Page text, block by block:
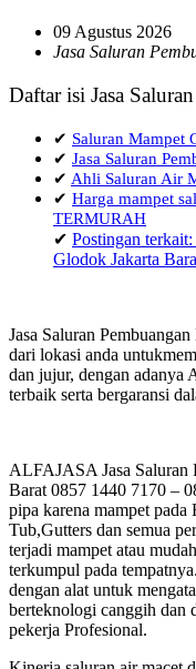
09 Agustus 2026
Jasa Saluran
Daftar isi Jasa
✔ Saluran Mampet
✔ Jasa Saluran
✔ Ahli Saluran Air
✔ Harga mampet
TERMURAH
✔ Postingan
Glodok Jakarta
Jasa Saluran
dari lokasi anda
dan jujur, dengan adanya
terbaik serta bergaransi
ALFAJASA Jasa Saluran
Barat 0857 1440 7170 –
pipa karena mampet
Tub,Gutters dan semua
terjadi mampet atau
terkumpul pada
dengan alat untuk
berteknologi canggih dan
pekerja Profesional.